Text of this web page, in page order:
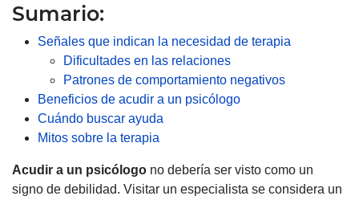
Sumario:
Señales que indican la necesidad de terapia
Dificultades en las relaciones
Patrones de comportamiento negativos
Beneficios de acudir a un psicólogo
Cuándo buscar ayuda
Mitos sobre la terapia
Acudir a un psicólogo no debería ser visto como un
signo de debilidad. Visitar un especialista se considera un